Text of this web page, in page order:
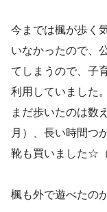
今までは楓が歩く
いなかったので、
てしまうので、子
利用していました。
まだ歩いたのは数
月）、長い時間つ
靴も買いました☆
楓も外で遊べたの